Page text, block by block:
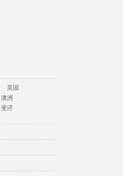
英国
澳洲
斐济